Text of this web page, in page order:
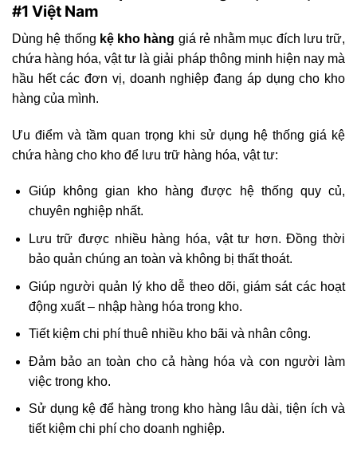
#1 Việt Nam
Dùng hệ thống kệ kho hàng giá rẻ nhằm mục đích lưu trữ,
chứa hàng hóa, vật tư là giải pháp thông minh hiện nay mà
hầu hết các đơn vị, doanh nghiệp đang áp dụng cho kho
hàng của mình.
Ưu điểm và tầm quan trọng khi sử dụng hệ thống giá kệ
chứa hàng cho kho để lưu trữ hàng hóa, vật tư:
Giúp không gian kho hàng được hệ thống quy củ,
chuyên nghiệp nhất.
Lưu trữ được nhiều hàng hóa, vật tư hơn. Đồng thời
bảo quản chúng an toàn và không bị thất thoát.
Giúp người quản lý kho dễ theo dõi, giám sát các hoạt
động xuất – nhập hàng hóa trong kho.
Tiết kiệm chi phí thuê nhiều kho bãi và nhân công.
Đảm bảo an toàn cho cả hàng hóa và con người làm
việc trong kho.
Sử dụng kệ để hàng trong kho hàng lâu dài, tiện ích và
tiết kiệm chi phí cho doanh nghiệp.